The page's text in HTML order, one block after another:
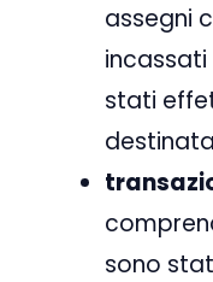
assegni
stati
sono